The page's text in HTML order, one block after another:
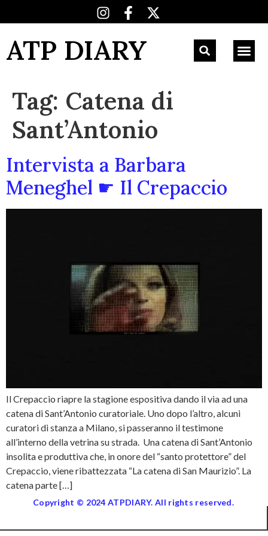
ATP DIARY
Tag: Catena di
Sant’Antonio
Intervista a Barbara
Meneghel ☛ Il Crepaccio
Il Crepaccio riapre la stagione espositiva dando il via ad una
catena di Sant’Antonio curatoriale. Uno dopo l’altro, alcuni
curatori di stanza a Milano, si passeranno il testimone
all’interno della vetrina su strada. Una catena di Sant’Antonio
insolita e produttiva che, in onore del “santo protettore” del
Crepaccio, viene ribattezzata “La catena di San Maurizio”. La
catena parte […]
Copyright © 2024 ATPDIARY. All rights reserved.